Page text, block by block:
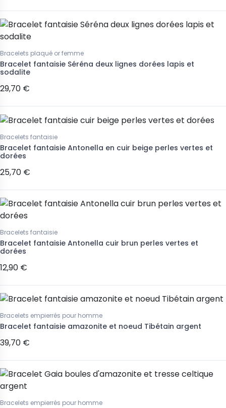
Bracelets plaqué or femme
Bracelet fantaisie Séréna deux lignes dorées lapis et
sodalite
29,70 €
Bracelets fantaisie
Bracelet fantaisie Antonella en cuir beige perles vertes et
dorées
25,70 €
Bracelets fantaisie
Bracelet fantaisie Antonella cuir brun perles vertes et
dorées
12,90 €
Bracelets empierrés pour homme
Bracelet fantaisie amazonite et noeud Tibétain argent
39,70 €
Bracelets empierrés pour homme